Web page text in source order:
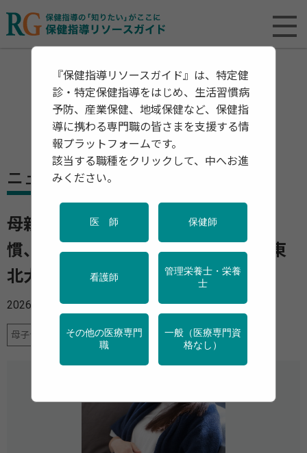
ニュース
母親の「妊娠前と妊娠中」の運動習
慣、子どもの発達との関連を検証―東
北大の研究グループ
2026年04月09日
母子保健 運動
『保健指導リソースガイド』は、特定健
診・特定保健指導をはじめ、生活習慣病
予防、産業保健、地域保健など、保健指
導に携わる専門職の皆さまを支援する情
報プラットフォームです。
該当する職種をクリックして、中へお進
みください。
医 師 保健師
看護師
管理栄養士・栄養
士
その他の医療専門
職
一般（医療専門資
格なし）